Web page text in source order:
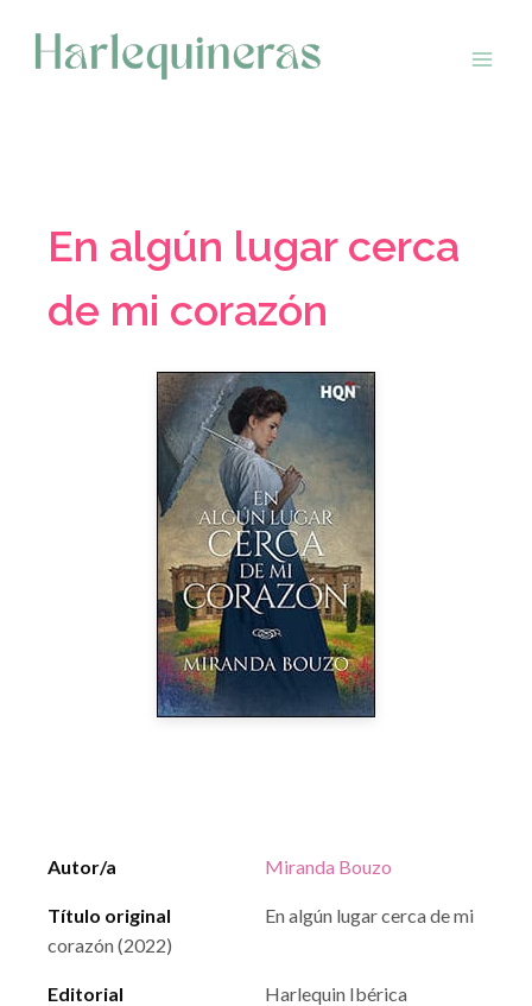
contenido
En algún lugar cerca
de mi corazón
Autor/a Miranda Bouzo
Título original
En algún lugar cerca de mi
corazón (2022)
Editorial Harlequin Ibérica